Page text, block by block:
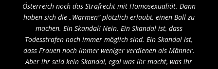
Österreich noch das Strafrecht mit Homosexualiät. Dann
haben sich die „Warmen“ plötzlich erlaubt, einen Ball zu
machen. Ein Skandal! Nein. Ein Skandal ist, dass
Todesstrafen noch immer möglich sind. Ein Skandal ist,
dass Frauen noch immer weniger verdienen als Männer.
Aber ihr seid kein Skandal, egal was ihr macht, was ihr